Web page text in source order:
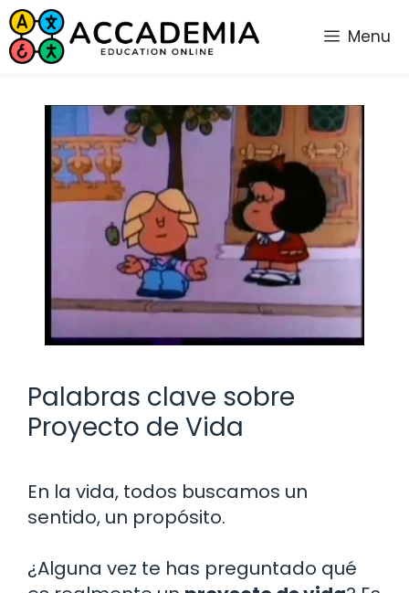
Saltar
al
contenido
Menu
Palabras clave sobre
Proyecto de Vida
En la vida, todos buscamos un
sentido, un propósito.
¿Alguna vez te has preguntado qué